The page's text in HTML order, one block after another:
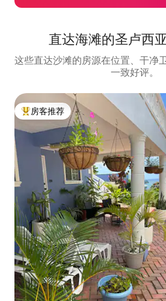
直达海滩的圣卢西
这些直达沙滩的房源在位置、干净
一致好评。
热门「房客推荐」
房客推荐